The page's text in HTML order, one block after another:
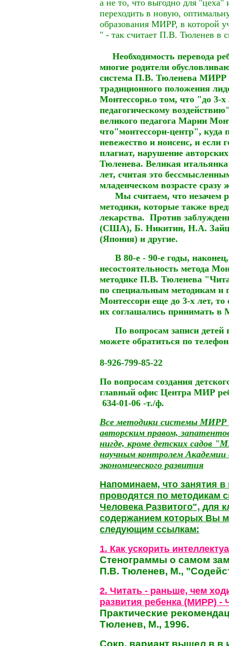
а не то, что выгодно для
переходить в новую,
образования МИРР, в которой
" - так считает П.В. Тюленев в
Необходимость перевода
многие родители
система П.В. Тюленева МИРР
традиционного положения
Монтессори.о том, что "до 3-х
педагогическому
великого педагога Марии
что"монтессори-центр", куда
невежество и нонсенс, и
плагиат, нарушение
Тюленева. Великая
лет, считая это
младенческом возрасте
Мы считаем, что незачем
методики, которые также
лекарства. Против
(США), Б. Никитин, Н.А.
(Япония) и другие.
В 80-е - 90-е годы, наконец,
несостоятельность метода
методике П.В. Тюленева
по специальным методикам и
Монтессори еще до 3-х лет,
их соглашались принимать в
По вопросам записи детей
можете обратиться по
8-926-799-85-22
По вопросам создания
главный офис Центра МИР
634-01-06 -т./ф.
Все методики системы
авторским правом,
нигде, кроме детских садов
научным контролем Академии
экономического развития
Напоминаем, что занятия
проводятся по методикам
Человека Развитого", для
содержанием которых Вы
следующим ссылкам:
1. Как ускорить
Стенограммы о самом
П.В. Тюленев, М.,
2. Читать - раньше, чем
развития ребенка (МИРР) -
Практические
Тюленев, М., 1996.
Сокр. вариант вышел в в